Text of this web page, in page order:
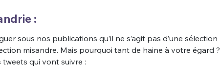
:
sous nos publications qu’il ne s’agit pas d’une sélection
misandre. Mais pourquoi tant de haine à votre égard ?
qui vont suivre :